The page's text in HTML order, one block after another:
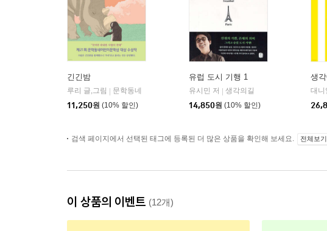
긴긴밤
루리 글,그림
문학동네
11,250원 (10% 할인)
유럽 도시 기행 1
유시민 저
생각의길
14,850원 (10% 할인)
생
검색 페이지에서 선택된 태그에 등록된 더 많은 상품을 확인해 보세요. 전체보기
이 상품의 이벤트 (12개)